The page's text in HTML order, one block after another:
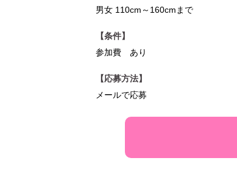
男女 110cm～160cmまで
【条件】
参加費 あり
【応募方法】
メールで応募